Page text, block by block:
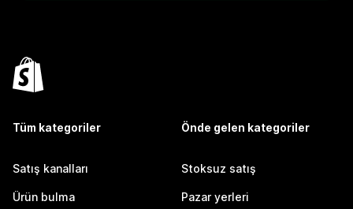
Tüm kategoriler
Satış kanalları
Ürün bulma
Önde gelen kategoriler
Stoksuz satış
Pazar yerleri